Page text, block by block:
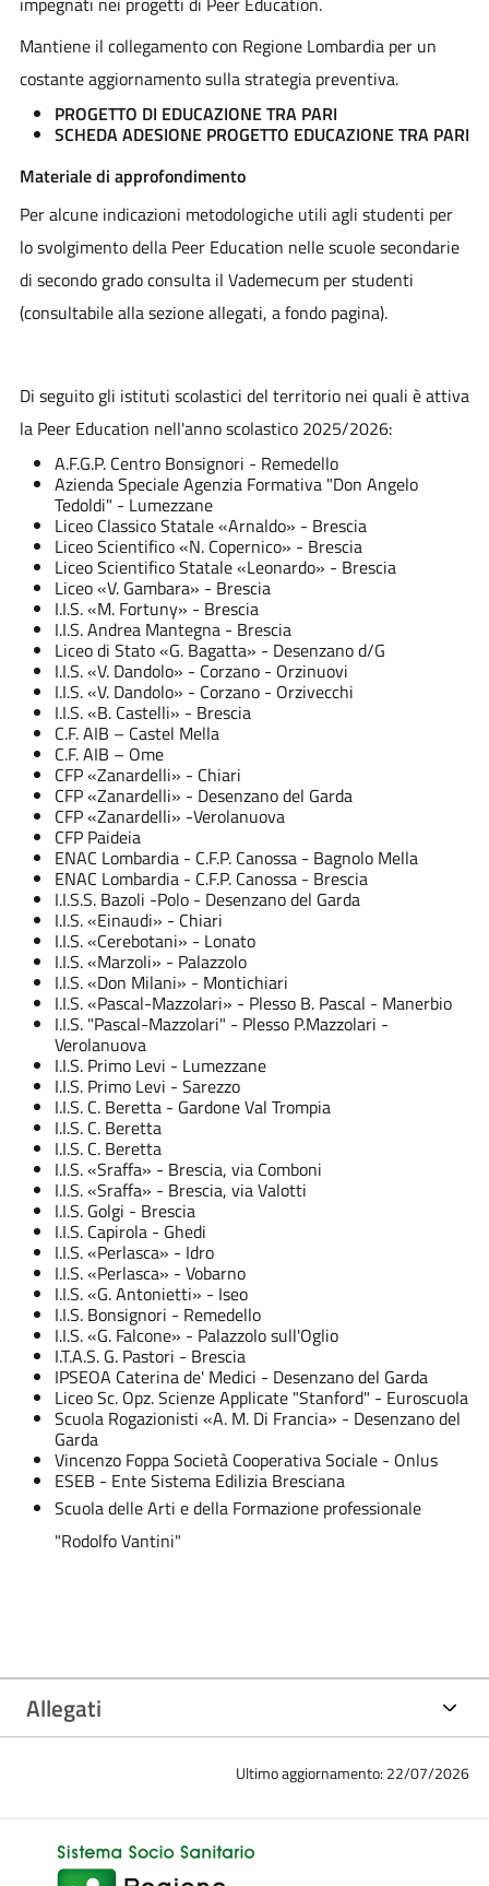
Mantiene il collegamento con Regione Lombardia per un
costante aggiornamento sulla strategia preventiva.
PROGETTO DI EDUCAZIONE TRA PARI
SCHEDA ADESIONE PROGETTO EDUCAZIONE TRA PARI
Materiale di approfondimento
Per alcune indicazioni metodologiche utili agli studenti per
lo svolgimento della Peer Education nelle scuole secondarie
di secondo grado consulta il Vademecum per studenti
(consultabile alla sezione allegati, a fondo pagina).
Di seguito gli istituti scolastici del territorio nei quali è attiva
la Peer Education nell'anno scolastico 2025/2026:
A.F.G.P. Centro Bonsignori - Remedello
Azienda Speciale Agenzia Formativa "Don Angelo
Tedoldi" - Lumezzane
Liceo Classico Statale «Arnaldo» - Brescia
Liceo Scientifico «N. Copernico» - Brescia
Liceo Scientifico Statale «Leonardo» - Brescia
Liceo «V. Gambara» - Brescia
I.I.S. «M. Fortuny» - Brescia
I.I.S. Andrea Mantegna - Brescia
Liceo di Stato «G. Bagatta» - Desenzano d/G
I.I.S. «V. Dandolo» - Corzano - Orzinuovi
I.I.S. «V. Dandolo» - Corzano - Orzivecchi
I.I.S. «B. Castelli» - Brescia
C.F. AIB – Castel Mella
C.F. AIB – Ome
CFP «Zanardelli» - Chiari
CFP «Zanardelli» - Desenzano del Garda
CFP «Zanardelli» -Verolanuova
CFP Paideia
ENAC Lombardia - C.F.P. Canossa - Bagnolo Mella
ENAC Lombardia - C.F.P. Canossa - Brescia
I.I.S.S. Bazoli -Polo - Desenzano del Garda
I.I.S. «Einaudi» - Chiari
I.I.S. «Cerebotani» - Lonato
I.I.S. «Marzoli» - Palazzolo
I.I.S. «Don Milani» - Montichiari
I.I.S. «Pascal-Mazzolari» - Plesso B. Pascal - Manerbio
I.I.S. "Pascal-Mazzolari" - Plesso P.Mazzolari -
Verolanuova
I.I.S. Primo Levi - Lumezzane
I.I.S. Primo Levi - Sarezzo
I.I.S. C. Beretta - Gardone Val Trompia
I.I.S. C. Beretta
I.I.S. C. Beretta
I.I.S. «Sraffa» - Brescia, via Comboni
I.I.S. «Sraffa» - Brescia, via Valotti
I.I.S. Golgi - Brescia
I.I.S. Capirola - Ghedi
I.I.S. «Perlasca» - Idro
I.I.S. «Perlasca» - Vobarno
I.I.S. «G. Antonietti» - Iseo
I.I.S. Bonsignori - Remedello
I.I.S. «G. Falcone» - Palazzolo sull'Oglio
I.T.A.S. G. Pastori - Brescia
IPSEOA Caterina de' Medici - Desenzano del Garda
Liceo Sc. Opz. Scienze Applicate "Stanford" - Euroscuola
Scuola Rogazionisti «A. M. Di Francia» - Desenzano del
Garda
Vincenzo Foppa Società Cooperativa Sociale - Onlus
ESEB - Ente Sistema Edilizia Bresciana
Scuola delle Arti e della Formazione professionale
"Rodolfo Vantini"
Allegati
Ultimo aggiornamento: 22/07/2026